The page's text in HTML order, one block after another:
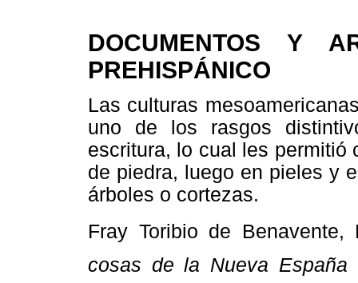
DOCUMENTOS Y
PREHISPÁNICO
Las culturas
uno de los rasgos
escritura, lo cual les permitió
de piedra, luego en pieles y
árboles o cortezas.
Fray Toribio de Benavente,
cosas de la Nueva España